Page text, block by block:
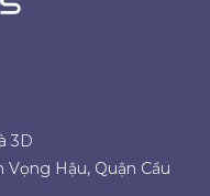
3D
Vọng Hậu, Quận Cầu